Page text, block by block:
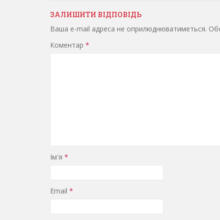
ЗАЛИШИТИ ВІДПОВІДЬ
Ваша e-mail адреса не оприлюднюватиметься.
Коментар *
Ім'я *
Email *